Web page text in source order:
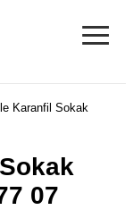
≡
Karanfil Sokak
07